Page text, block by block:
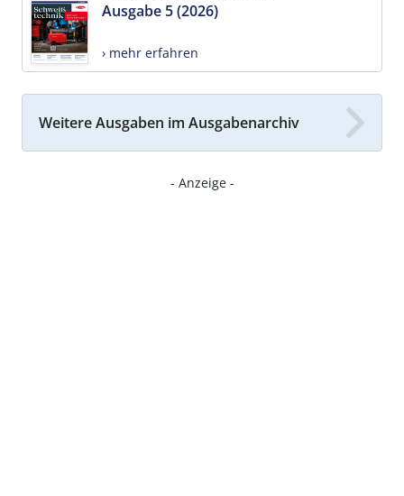
Ausgabe 5 (2026)
› mehr erfahren
Weitere Ausgaben im Ausgabenarchiv
- Anzeige -